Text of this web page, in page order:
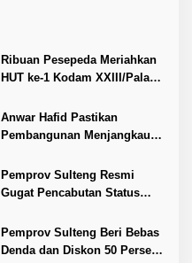
Ribuan Pesepeda Meriahkan
HUT ke-1 Kodam XXIII/Palaka
Anwar Hafid Pastikan
Pembangunan Menjangkau
Pemprov Sulteng Resmi
Gugat Pencabutan Status
Pemprov Sulteng Beri Bebas
Denda dan Diskon 50 Persen